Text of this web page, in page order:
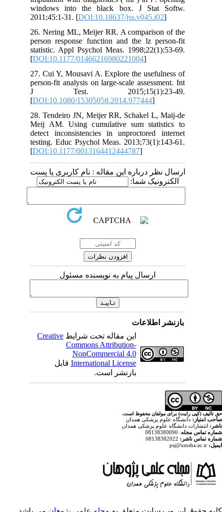
windows into the black box. J
2011;45:1-31. [DOI:10.18637/
26. Nering ML, Meijer RR. A
person response function and the lz
statistic. Appl Psychol Meas.
[DOI:10.1177/01466216980221004
27. Cui Y, Mousavi A. Explore the
person-fit analysis on large-scale
J Test.
[DOI:10.1080/15305058.2014.977444
28. Tendeiro JN, Meijer RR, Schakel
Meij AM. Using cumulative sum
detect inconsistencies in
testing. Educ Psychol Meas.
[DOI:10.1177/0013164412444787
درباره این مقاله : نام کاربری یا پست
ارسال پیام به نویسنده مسئول
این مقاله تحت شرایطCreative
Commons Attribution-
NonCommercial 4.0
International Licenseقابل
محفوظ است.
همدان
پزشکی همدان